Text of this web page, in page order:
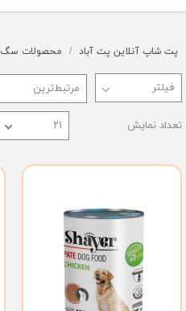
پت شاپ آنلاین پت آباد محصولات سگ
مرتبط‌ترین
تعداد نمایش ۲۱